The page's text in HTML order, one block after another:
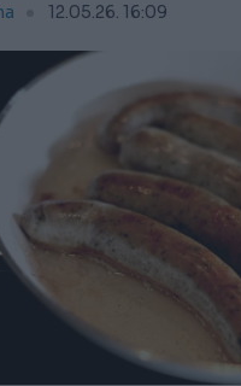
12.05.26. 16:09